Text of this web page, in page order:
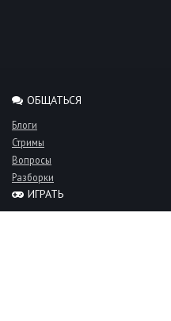
ОБЩАТЬСЯ
Блоги
Стримы
Вопросы
Разборки
ИГРАТЬ